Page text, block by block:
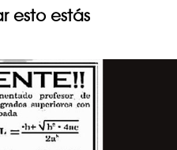
esto estás